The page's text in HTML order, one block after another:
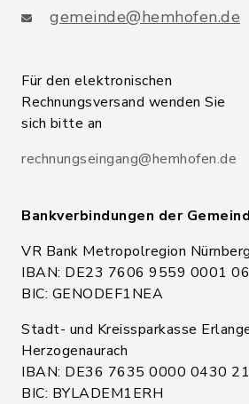
gemeinde@hemhofen.de
Für den elektronischen
Rechnungsversand wenden Sie
sich bitte an
rechnungseingang@hemhofen.de
Bankverbindungen der
VR Bank Metropolregion
IBAN: DE23 7606 9559 0001
BIC: GENODEF1NEA
Stadt- und Kreissparkasse
Herzogenaurach
IBAN: DE36 7635 0000 0430
BIC: BYLADEM1ERH